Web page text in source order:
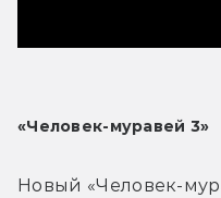
«Человек-муравей 3»
Новый «Человек-